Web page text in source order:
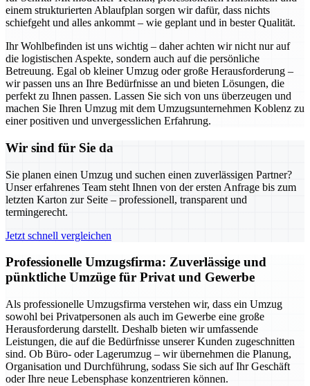
einem strukturierten Ablaufplan sorgen wir dafür, dass nichts
schiefgeht und alles ankommt – wie geplant und in bester Qualität.
Ihr Wohlbefinden ist uns wichtig – daher achten wir nicht nur auf
die logistischen Aspekte, sondern auch auf die persönliche
Betreuung. Egal ob kleiner Umzug oder große Herausforderung –
wir passen uns an Ihre Bedürfnisse an und bieten Lösungen, die
perfekt zu Ihnen passen. Lassen Sie sich von uns überzeugen und
machen Sie Ihren Umzug mit dem Umzugsunternehmen Koblenz zu
einer positiven und unvergesslichen Erfahrung.
Wir sind für Sie da
Sie planen einen Umzug und suchen einen zuverlässigen Partner?
Unser erfahrenes Team steht Ihnen von der ersten Anfrage bis zum
letzten Karton zur Seite – professionell, transparent und
termingerecht.
Jetzt schnell vergleichen
Professionelle Umzugsfirma: Zuverlässige und
pünktliche Umzüge für Privat und Gewerbe
Als professionelle Umzugsfirma verstehen wir, dass ein Umzug
sowohl bei Privatpersonen als auch im Gewerbe eine große
Herausforderung darstellt. Deshalb bieten wir umfassende
Leistungen, die auf die Bedürfnisse unserer Kunden zugeschnitten
sind. Ob Büro- oder Lagerumzug – wir übernehmen die Planung,
Organisation und Durchführung, sodass Sie sich auf Ihr Geschäft
oder Ihre neue Lebensphase konzentrieren können.